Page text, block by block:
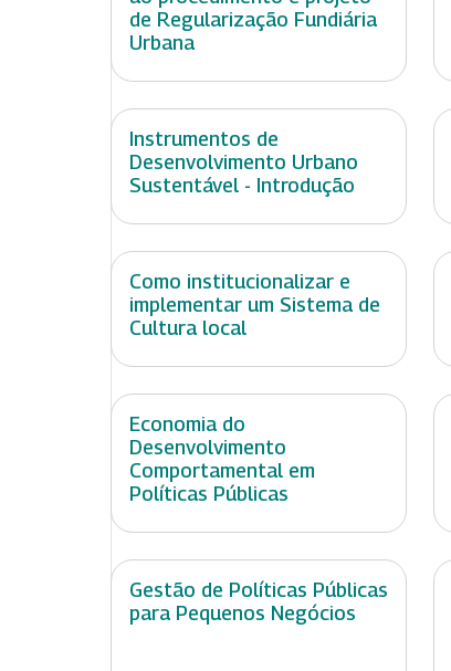
de Regularização Fundiária
Urbana
Instrumentos de
Desenvolvimento Urbano
Sustentável - Introdução
Como institucionalizar e
implementar um Sistema de
Cultura local
Economia do
Desenvolvimento
Comportamental em
Políticas Públicas
Gestão de Políticas Públicas
para Pequenos Negócios